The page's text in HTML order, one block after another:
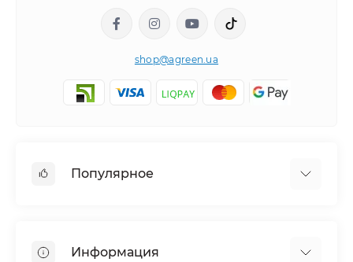
shop@agreen.ua
Популярное
Информация